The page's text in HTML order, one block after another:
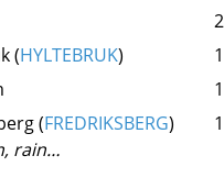
(HYLTEBRUK)
(FREDRIKSBERG)
rain…